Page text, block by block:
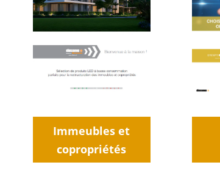
Immeubles et
copropriétés